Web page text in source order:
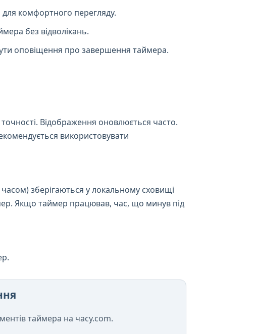
комфортного перегляду.
без відволікань.
оповіщення про завершення таймера.
Відображення оновлюється часто.
використовувати
зберігаються у локальному сховищі
Якщо таймер працював, час, що минув під
таймера на часу.com.